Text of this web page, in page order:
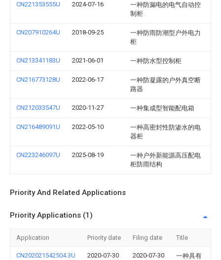
CN221353555U 2024-07-16
一种防漏电的电气自动控
制柜
CN207910264U 2018-09-25
一种防雨防潮型户外电力
柜
CN213341183U 2021-06-01 一种防水型控制柜
CN216773128U 2022-06-17
一种防凝露的户外真空断
路器
CN212033547U 2020-11-27 一种集成型智能配电箱
CN216489091U 2022-05-10
一种高密封性防渗水的电
器柜
CN223246097U 2025-08-19
一种户外新能源高压配电
柜防雨结构
Priority And Related Applications
Priority Applications (1)
Application Priority date Filing date Title
CN202021542504.3U 2020-07-30 2020-07-30
一种具有